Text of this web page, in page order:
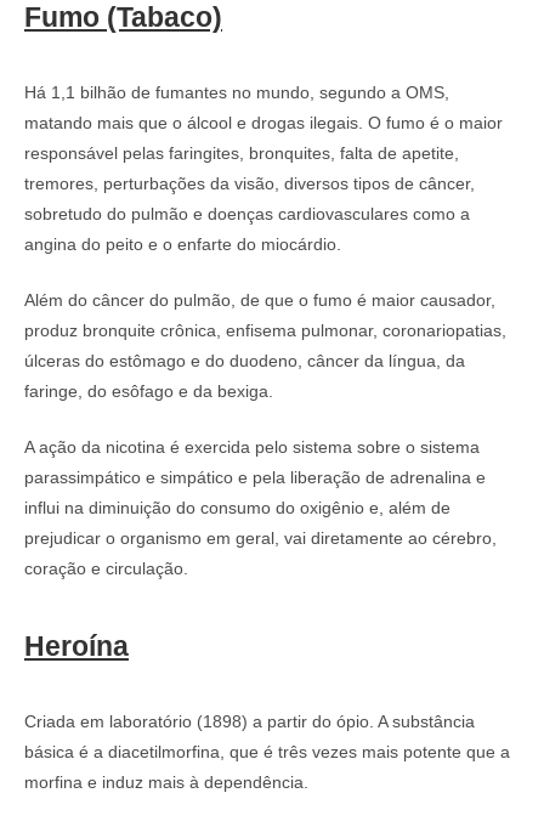
Fumo (Tabaco)
Há 1,1 bilhão de fumantes no mundo, segundo a OMS,
matando mais que o álcool e drogas ilegais. O fumo é o maior
responsável pelas faringites, bronquites, falta de apetite,
tremores, perturbações da visão, diversos tipos de câncer,
sobretudo do pulmão e doenças cardiovasculares como a
angina do peito e o enfarte do miocárdio.
Além do câncer do pulmão, de que o fumo é maior causador,
produz bronquite crônica, enfisema pulmonar, coronariopatias,
úlceras do estômago e do duodeno, câncer da língua, da
faringe, do esôfago e da bexiga.
A ação da nicotina é exercida pelo sistema sobre o sistema
parassimpático e simpático e pela liberação de adrenalina e
influi na diminuição do consumo do oxigênio e, além de
prejudicar o organismo em geral, vai diretamente ao cérebro,
coração e circulação.
Heroína
Criada em laboratório (1898) a partir do ópio. A substância
básica é a diacetilmorfina, que é três vezes mais potente que a
morfina e induz mais à dependência.